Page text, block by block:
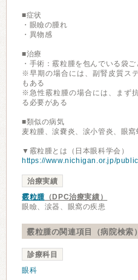
■症状
・眼瞼の腫れ
・異物感
■治療
・手術：霰粒腫を包んでいる袋
※早期の場合には、副腎皮質ス
もある
※急性霰粒腫の場合には、まず
る必要がある
■類似の病気
麦粒腫、涙嚢炎、涙小管炎、眼
▼霰粒腫とは（日本眼科学会）
https://www.nichigan.or.jp/
治療実績
霰粒腫（DPC治療実績）
眼瞼、涙器、眼窩の疾患
霰粒腫の関連項目（病院検索）
診療科目
眼科